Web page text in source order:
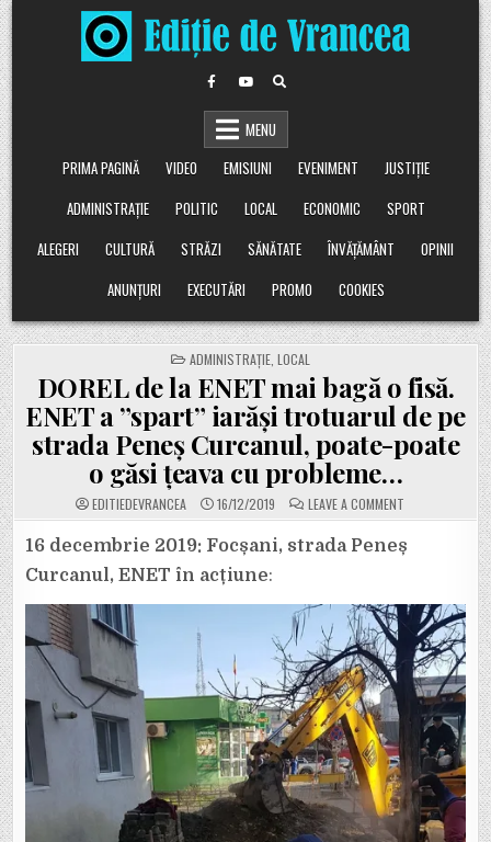
Skip
to
content
MENU
PRIMA PAGINĂ
VIDEO EMISIUNI EVENIMENT
JUSTIȚIE
ADMINISTRAȚIE
POLITIC LOCAL ECONOMIC
SPORT
ALEGERI
CULTURĂ STRĂZI SĂNĂTATE ÎNVĂȚĂMÂNT
OPINII
ANUNȚURI
EXECUTĂRI PROMO COOKIES
POSTED
IN
ADMINISTRAȚIE, LOCAL
DOREL de la ENET mai bagă o fisă.
ENET a ”spart” iarăși trotuarul de pe
strada Peneș Curcanul, poate-poate
o găsi țeava cu probleme…
EDITIEDEVRANCEA 16/12/2019 LEAVE A COMMENT
DOREL
LA
ENET
FISĂ.
ENET
”SPART”
IARĂȘI
TROTUARUL
DE
PE
STRADA
PENEȘ
CURCANUL,
POATE-
POATE
O
GĂSI
ȚEAVA
CU
PROBLEME…
16 decembrie 2019: Focșani, strada Peneș
Curcanul, ENET în acțiune: